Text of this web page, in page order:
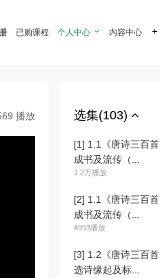
已购课程 个人中心  内容中心 
播放 选集(103)
[1] 1.1《唐诗三百
成书及流传（...
1.2万播放
[2] 1.1《唐诗三百
成书及流传（...
4993播放
[3] 1.2《唐诗三百
选诗缘起及标...